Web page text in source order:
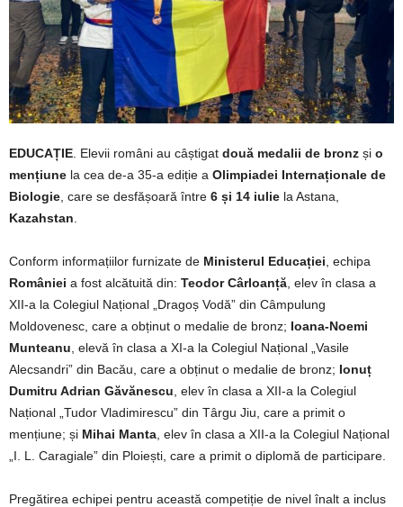
EDUCAȚIE . Elevii români au câștigat două medalii de bronz și o
mențiune la cea de-a 35-a ediție a Olimpiadei Internaționale de
Biologie , care se desfășoară între 6 și 14 iulie la Astana,
Kazahstan
Conform informațiilor furnizate de Ministerul Educației , echipa
României a fost alcătuită din: Teodor Cârloanță , elev în clasa a
XII-a la Colegiul Național „Dragoș Vodă” din Câmpulung
Moldovenesc, care a obținut o medalie de bronz; Ioana-Noemi
Munteanu , elevă în clasa a XI-a la Colegiul Național „Vasile
Alecsandri” din Bacău, care a obținut o medalie de bronz; Ionuț
Dumitru Adrian Găvănescu , elev în clasa a XII-a la Colegiul
Național „Tudor Vladimirescu” din Târgu Jiu, care a primit o
mențiune; și Mihai Manta , elev în clasa a XII-a la Colegiul Național
„I. L. Caragiale” din Ploiești, care a primit o diplomă de participare.
Pregătirea echipei pentru această competiție de nivel înalt a inclus